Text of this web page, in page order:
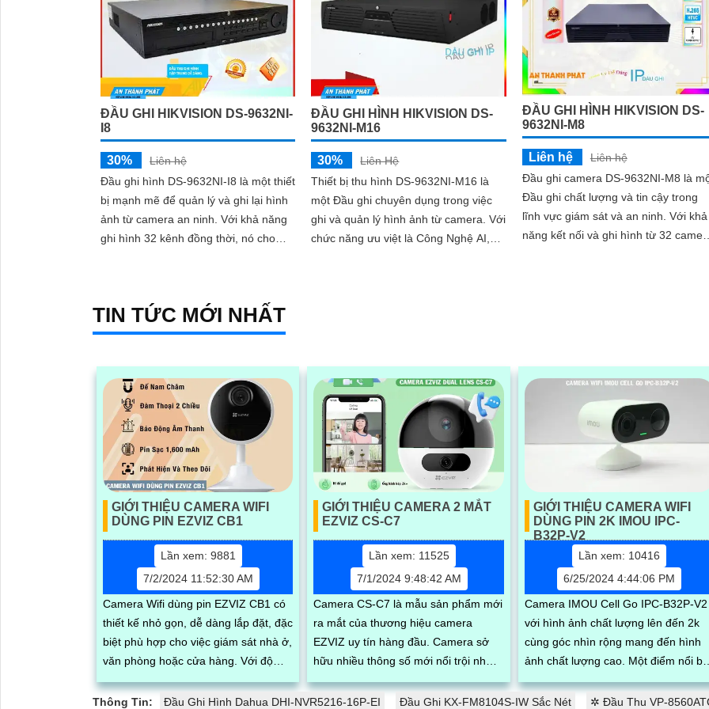
ĐẦU GHI HIKVISION DS-9632NI-
I8
30%
Liên hệ
Đầu ghi hình DS-9632NI-I8 là một thiết
bị mạnh mẽ để quản lý và ghi lại hình
ảnh từ camera an ninh. Với khả năng
ghi hình 32 kênh đồng thời, nó cho
ĐẦU GHI HÌNH HIKVISION DS-
9632NI-M16
30%
Liên Hệ
Thiết bị thu hình DS-9632NI-M16 là
một Đầu ghi chuyên dụng trong việc
ghi và quản lý hình ảnh từ camera. Với
chức năng ưu việt là Công Nghệ AI,
ĐẦU GHI HÌNH HIKVISION DS-
9632NI-M8
Liên hệ
Liên hệ
Đầu ghi camera DS-9632NI-M8 là
Đầu ghi chất lượng và tin cậy trong
lĩnh vực giám sát và an ninh. Với khả
năng kết nối và ghi hình từ 32
TIN TỨC MỚI NHẤT
GIỚI THIỆU CAMERA WIFI
DÙNG PIN EZVIZ CB1
Lần xem: 9881
7/2/2024 11:52:30 AM
Camera Wifi dùng pin EZVIZ CB1 có
thiết kế nhỏ gọn, dễ dàng lắp đặt, đặc
biệt phù hợp cho việc giám sát nhà ở,
văn phòng hoặc cửa hàng. Với độ
phân giải full HD 1080p, tích hợp loa
và mic, đèn hồng ngoại thông minh
GIỚI THIỆU CAMERA 2 MẮT
EZVIZ CS-C7
Lần xem: 11525
7/1/2024 9:48:42 AM
Camera CS-C7 là mẫu sản phẩm mới
ra mắt của thương hiệu camera
EZVIZ uy tín hàng đầu. Camera sở
hữu nhiều thông số mới nổi trội như
khả năng quay xoay ngoài trời, chống
nước, quay xoay 360, độ phân giải
GIỚI THIỆU CAMERA WIFI
DÙNG PIN 2K IMOU IPC-
B32P-V2
Lần xem: 10416
6/25/2024 4:44:06 PM
Camera IMOU Cell Go IPC-B32P-V2
với hình ảnh chất lượng lên đến 2k
cùng góc nhìn rộng mang đến hình
ảnh chất lượng cao. Một điểm nổi bật
nữa là dòng camera này sở hữu pin
xạc...
Thông Tin: Đầu Ghi Hình Dahua DHI-NVR5216-16P-EI Đầu Ghi KX-FM8104S-IW Sắc Nét ✲ Đầu Thu VP-